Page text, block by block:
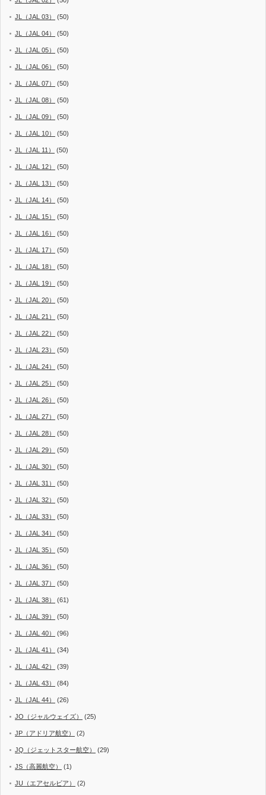
JL（JAL 03） (50)
JL（JAL 04） (50)
JL（JAL 05） (50)
JL（JAL 06） (50)
JL（JAL 07） (50)
JL（JAL 08） (50)
JL（JAL 09） (50)
JL（JAL 10） (50)
JL（JAL 11） (50)
JL（JAL 12） (50)
JL（JAL 13） (50)
JL（JAL 14） (50)
JL（JAL 15） (50)
JL（JAL 16） (50)
JL（JAL 17） (50)
JL（JAL 18） (50)
JL（JAL 19） (50)
JL（JAL 20） (50)
JL（JAL 21） (50)
JL（JAL 22） (50)
JL（JAL 23） (50)
JL（JAL 24） (50)
JL（JAL 25） (50)
JL（JAL 26） (50)
JL（JAL 27） (50)
JL（JAL 28） (50)
JL（JAL 29） (50)
JL（JAL 30） (50)
JL（JAL 31） (50)
JL（JAL 32） (50)
JL（JAL 33） (50)
JL（JAL 34） (50)
JL（JAL 35） (50)
JL（JAL 36） (50)
JL（JAL 37） (50)
JL（JAL 38） (61)
JL（JAL 39） (50)
JL（JAL 40） (96)
JL（JAL 41） (34)
JL（JAL 42） (39)
JL（JAL 43） (84)
JL（JAL 44） (26)
JO（ジャルウェイズ） (25)
JP（アドリア航空） (2)
JQ（ジェットスター航空） (29)
JS（高麗航空） (1)
JU（エアセルビア） (2)